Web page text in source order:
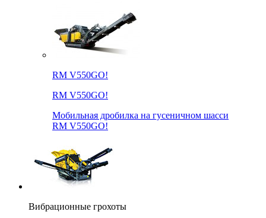
RM V550GO!
RM V550GO!
Мобильная дробилка на гусеничном шасси
RM V550GO!
Вибрационные грохоты